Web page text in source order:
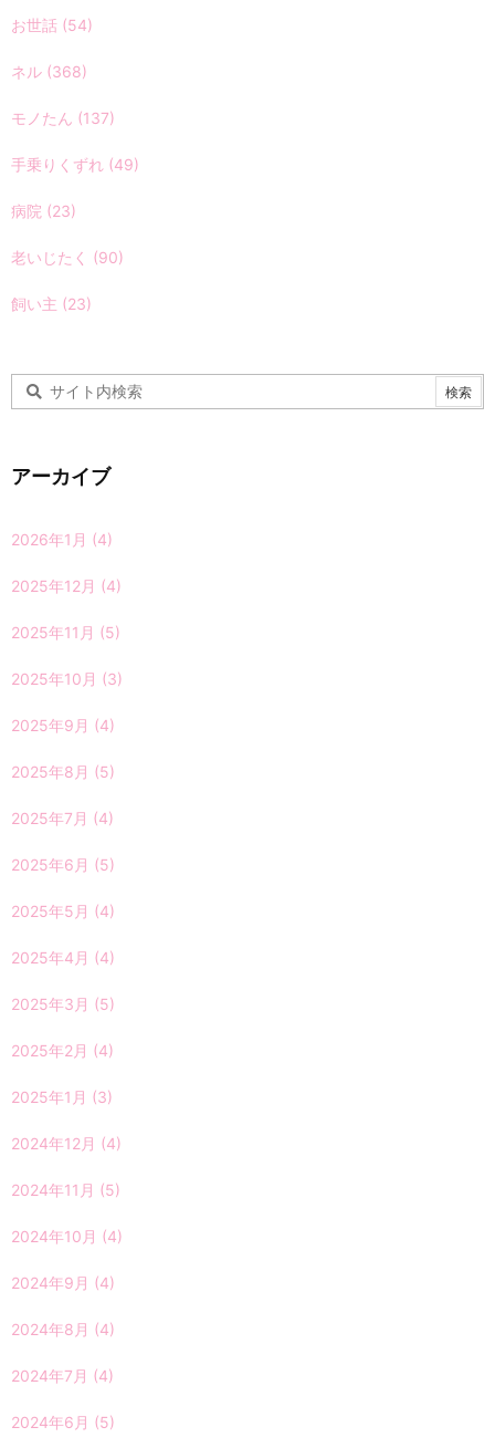
お世話 (54)
ネル (368)
モノたん (137)
手乗りくずれ (49)
病院 (23)
老いじたく (90)
飼い主 (23)
アーカイブ
2026年1月 (4)
2025年12月 (4)
2025年11月 (5)
2025年10月 (3)
2025年9月 (4)
2025年8月 (5)
2025年7月 (4)
2025年6月 (5)
2025年5月 (4)
2025年4月 (4)
2025年3月 (5)
2025年2月 (4)
2025年1月 (3)
2024年12月 (4)
2024年11月 (5)
2024年10月 (4)
2024年9月 (4)
2024年8月 (4)
2024年7月 (4)
2024年6月 (5)